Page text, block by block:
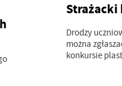
Drodzy
można
konkursie